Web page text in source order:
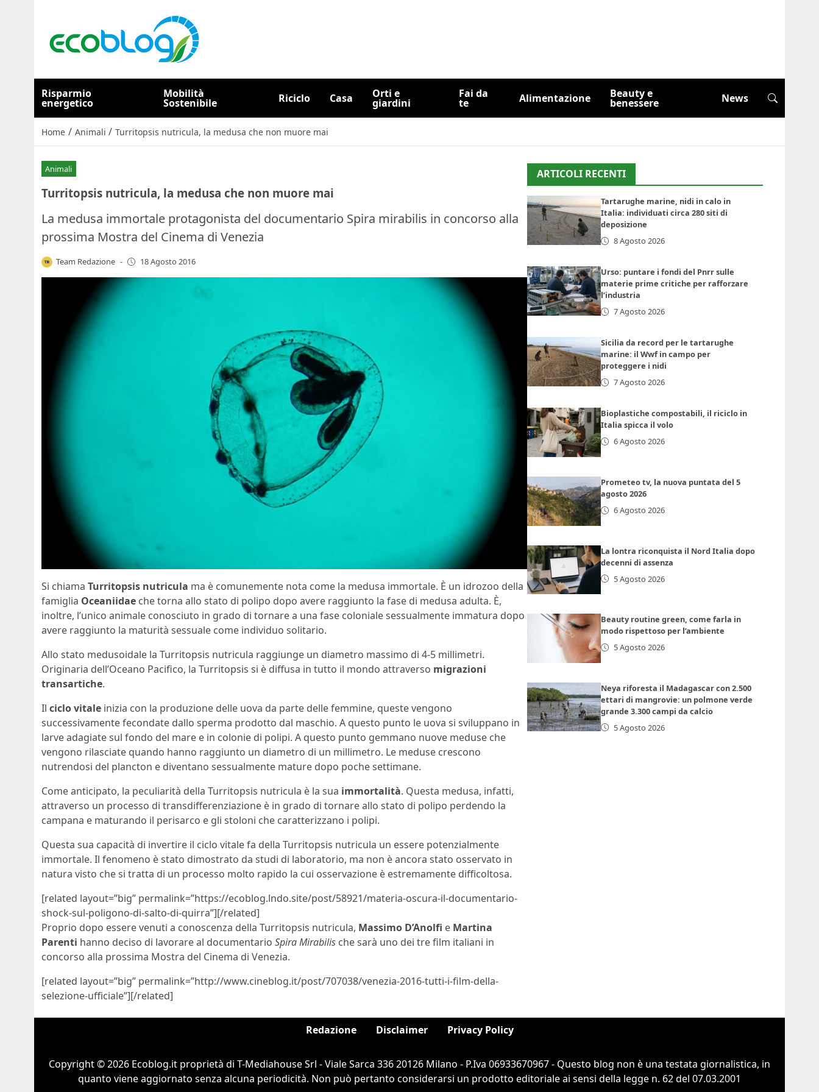
Risparmio
energetico
Mobilità
Sostenibile Riciclo Casa Orti e
giardini
Fai da
te Alimentazione Beauty e
benessere News
Home / Animali / Turritopsis nutricula, la medusa che non muore mai
Animali
Turritopsis nutricula, la medusa che non muore mai
La medusa immortale protagonista del documentario Spira mirabilis in concorso alla
prossima Mostra del Cinema di Venezia
Team Redazione - 18 Agosto 2016
Si chiama Turritopsis nutricula ma è comunemente nota come la medusa immortale. È un idrozoo della
famiglia Oceaniidae che torna allo stato di polipo dopo avere raggiunto la fase di medusa adulta. È,
inoltre, l’unico animale conosciuto in grado di tornare a una fase coloniale sessualmente immatura dopo
avere raggiunto la maturità sessuale come individuo solitario.
Allo stato medusoidale la Turritopsis nutricula raggiunge un diametro massimo di 4-5 millimetri.
Originaria dell’Oceano Pacifico, la Turritopsis si è diffusa in tutto il mondo attraverso migrazioni
transartiche.
Il ciclo vitale inizia con la produzione delle uova da parte delle femmine, queste vengono
successivamente fecondate dallo sperma prodotto dal maschio. A questo punto le uova si sviluppano in
larve adagiate sul fondo del mare e in colonie di polipi. A questo punto gemmano nuove meduse che
vengono rilasciate quando hanno raggiunto un diametro di un millimetro. Le meduse crescono
nutrendosi del plancton e diventano sessualmente mature dopo poche settimane.
Come anticipato, la peculiarità della Turritopsis nutricula è la sua immortalità. Questa medusa, infatti,
attraverso un processo di transdifferenziazione è in grado di tornare allo stato di polipo perdendo la
campana e maturando il perisarco e gli stoloni che caratterizzano i polipi.
Questa sua capacità di invertire il ciclo vitale fa della Turritopsis nutricula un essere potenzialmente
immortale. Il fenomeno è stato dimostrato da studi di laboratorio, ma non è ancora stato osservato in
natura visto che si tratta di un processo molto rapido la cui osservazione è estremamente difficoltosa.
[related layout=”big” permalink=”https://ecoblog.lndo.site/post/58921/materia-oscura-il-documentario-
shock-sul-poligono-di-salto-di-quirra”][/related]
Proprio dopo essere venuti a conoscenza della Turritopsis nutricula, Massimo D’Anolfi e Martina
Parenti hanno deciso di lavorare al documentario Spira Mirabilis che sarà uno dei tre film italiani in
concorso alla prossima Mostra del Cinema di Venezia.
[related layout=”big” permalink=”http://www.cineblog.it/post/707038/venezia-2016-tutti-i-film-della-
selezione-ufficiale”][/related]
ARTICOLI RECENTI
Tartarughe marine, nidi in calo in
Italia: individuati circa 280 siti di
deposizione
8 Agosto 2026
Urso: puntare i fondi del Pnrr sulle
materie prime critiche per rafforzare
l’industria
7 Agosto 2026
Sicilia da record per le tartarughe
marine: il Wwf in campo per
proteggere i nidi
7 Agosto 2026
Bioplastiche compostabili, il riciclo in
Italia spicca il volo
6 Agosto 2026
Prometeo tv, la nuova puntata del 5
agosto 2026
6 Agosto 2026
La lontra riconquista il Nord Italia dopo
decenni di assenza
5 Agosto 2026
Beauty routine green, come farla in
modo rispettoso per l’ambiente
5 Agosto 2026
Neya riforesta il Madagascar con 2.500
ettari di mangrovie: un polmone verde
grande 3.300 campi da calcio
5 Agosto 2026
Redazione Disclaimer Privacy Policy
Copyright © 2026 Ecoblog.it proprietà di T-Mediahouse Srl - Viale Sarca 336 20126 Milano - P.Iva 06933670967 - Questo blog non è una testata giornalistica, in
quanto viene aggiornato senza alcuna periodicità. Non può pertanto considerarsi un prodotto editoriale ai sensi della legge n. 62 del 07.03.2001